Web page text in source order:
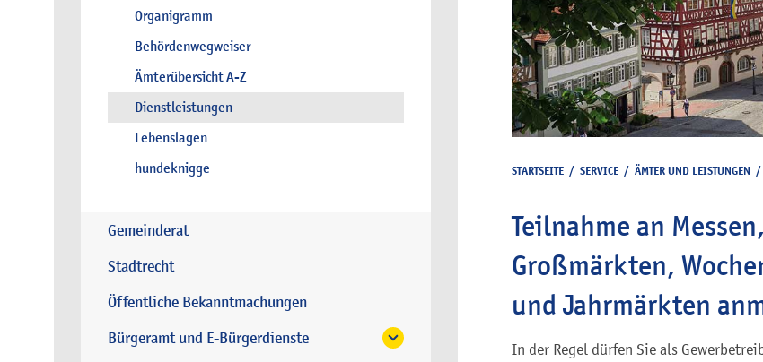
Organigramm
Behördenwegweiser
Ämterübersicht A-Z
Dienstleistungen
Lebenslagen
hundeknigge
Gemeinderat
Stadtrecht
Öffentliche Bekanntmachungen
Bürgeramt und E-Bürgerdienste
STARTSEITE / SERVICE / ÄMTER UND LEISTUNGEN /
Teilnahme an
Großmärkten,
und Jahrmärkten
In der Regel dürfen Sie als